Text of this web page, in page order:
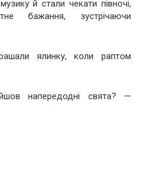
й стали чекати півночі,
бажання, зустрічаючи
ялинку, коли раптом
напередодні свята? —